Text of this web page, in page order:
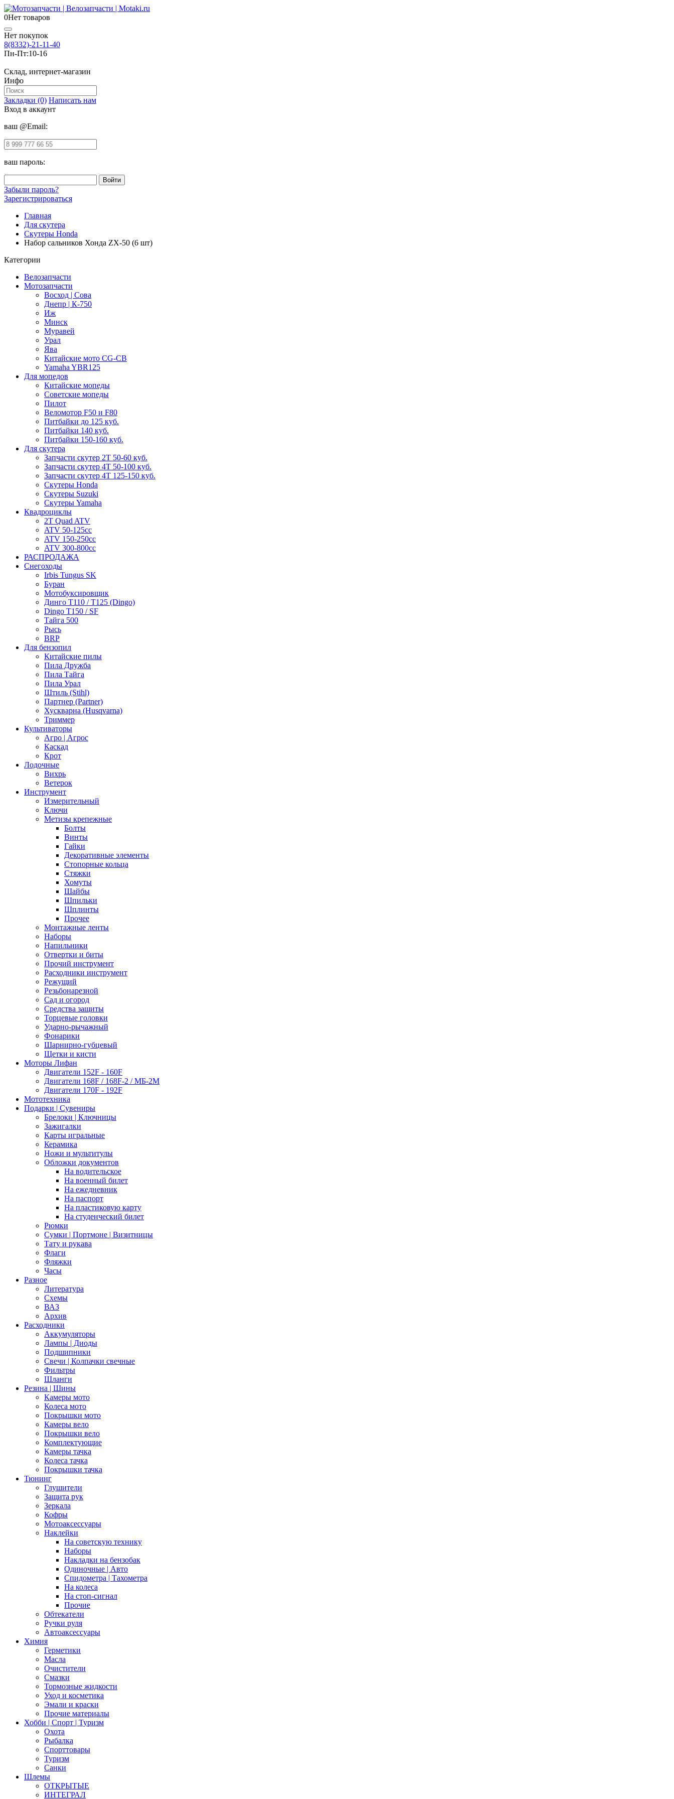
0Нет товаров
Нет покупок
8(8332)-21-11-40
Пн-Пт:10-16
Склад, интернет-магазин
Инфо
Закладки (0) Написать нам
Вход в аккаунт
ваш @Email:
ваш пароль:
Забыли пароль?
Зарегистрироваться
Главная
Для скутера
Скутеры Honda
Набор сальников Хонда ZX-50 (6 шт)
Категории
Велозапчасти
Мотозапчасти
Восход | Сова
Днепр | К-750
Иж
Минск
Муравей
Урал
Ява
Китайские мото CG-CB
Yamaha YBR125
Для мопедов
Китайские мопеды
Советские мопеды
Пилот
Веломотор F50 и F80
Питбайки до 125 куб.
Питбайки 140 куб.
Питбайки 150-160 куб.
Для скутера
Запчасти скутер 2Т 50-60 куб.
Запчасти скутер 4Т 50-100 куб.
Запчасти скутер 4Т 125-150 куб.
Скутеры Honda
Скутеры Suzuki
Скутеры Yamaha
Квадроциклы
2T Quad ATV
ATV 50-125cc
ATV 150-250cc
ATV 300-800cc
РАСПРОДАЖА
Снегоходы
Irbis Tungus SK
Буран
Мотобуксировщик
Динго T110 / T125 (Dingo)
Dingo T150 / SF
Тайга 500
Рысь
BRP
Для бензопил
Китайские пилы
Пила Дружба
Пила Тайга
Пила Урал
Штиль (Stihl)
Партнер (Partner)
Хускварна (Husqvarna)
Триммер
Культиваторы
Агро | Агрос
Каскад
Крот
Лодочные
Вихрь
Ветерок
Инструмент
Измерительный
Ключи
Метизы крепежные
Болты
Винты
Гайки
Декоративные элементы
Стопорные кольца
Стяжки
Хомуты
Шайбы
Шпильки
Шплинты
Прочее
Монтажные ленты
Наборы
Напильники
Отвертки и биты
Прочий инструмент
Расходники инструмент
Режущий
Резьбонарезной
Сад и огород
Средства защиты
Торцевые головки
Ударно-рычажный
Фонарики
Шарнирно-губцевый
Щетки и кисти
Моторы Лифан
Двигатели 152F - 160F
Двигатели 168F / 168F-2 / МБ-2М
Двигатели 170F - 192F
Мототехника
Подарки | Сувениры
Брелоки | Ключницы
Зажигалки
Карты игральные
Керамика
Ножи и мультитулы
Обложки документов
На водительское
На военный билет
На ежедневник
На паспорт
На пластиковую карту
На студенческий билет
Рюмки
Сумки | Портмоне | Визитницы
Тату и рукава
Флаги
Фляжки
Часы
Разное
Литература
Схемы
ВАЗ
Архив
Расходники
Аккумуляторы
Лампы | Диоды
Подшипники
Свечи | Колпачки свечные
Фильтры
Шланги
Резина | Шины
Камеры мото
Колеса мото
Покрышки мото
Камеры вело
Покрышки вело
Комплектующие
Камеры тачка
Колеса тачка
Покрышки тачка
Тюнинг
Глушители
Защита рук
Зеркала
Кофры
Мотоаксессуары
Наклейки
На советскую технику
Наборы
Накладки на бензобак
Одиночные | Авто
Спидометра | Тахометра
На колеса
На стоп-сигнал
Прочие
Обтекатели
Ручки руля
Автоаксессуары
Химия
Герметики
Масла
Очистители
Смазки
Тормозные жидкости
Уход и косметика
Эмали и краски
Прочие материалы
Хобби | Cпорт | Туризм
Охота
Рыбалка
Спорттовары
Туризм
Санки
Шлемы
ОТКРЫТЫЕ
ИНТЕГРАЛ